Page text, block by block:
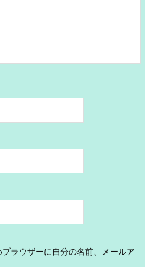
ラウザーに自分の名前、メールア